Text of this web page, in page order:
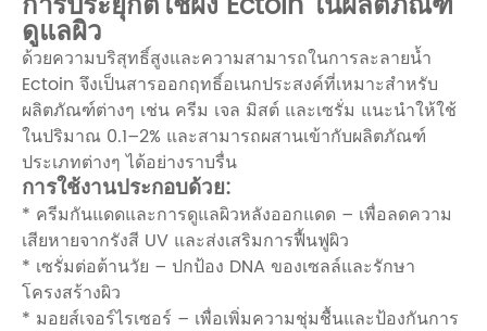
ดูแลผิว
ด้วยความบริสุทธิ์สูงและความสามารถในการละลายน้ำ
Ectoin จึงเป็นสารออกฤทธิ์อเนกประสงค์ที่เหมาะสำหรับ
ผลิตภัณฑ์ต่างๆ เช่น ครีม เจล มิสต์ และเซรั่ม แนะนำให้ใช้
ในปริมาณ 0.1–2% และสามารถผสานเข้ากับผลิตภัณฑ์
ประเภทต่างๆ ได้อย่างราบรื่น
การใช้งานประกอบด้วย:
* ครีมกันแดดและการดูแลผิวหลังออกแดด – เพื่อลดความ
เสียหายจากรังสี UV และส่งเสริมการฟื้นฟูผิว
* เซรั่มต่อต้านวัย – ปกป้อง DNA ของเซลล์และรักษา
โครงสร้างผิว
* มอยส์เจอร์ไรเซอร์ – เพื่อเพิ่มความชุ่มชื้นและป้องกันการ